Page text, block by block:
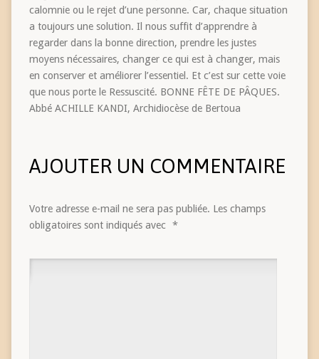
calomnie ou le rejet d’une personne. Car, chaque situation
a toujours une solution. Il nous suffit d’apprendre à
regarder dans la bonne direction, prendre les justes
moyens nécessaires, changer ce qui est à changer, mais
en conserver et améliorer l’essentiel. Et c’est sur cette voie
que nous porte le Ressuscité. BONNE FÊTE DE PÂQUES.
Abbé ACHILLE KANDI, Archidiocèse de Bertoua
AJOUTER UN COMMENTAIRE
Votre adresse e-mail ne sera pas publiée. Les champs
obligatoires sont indiqués avec *